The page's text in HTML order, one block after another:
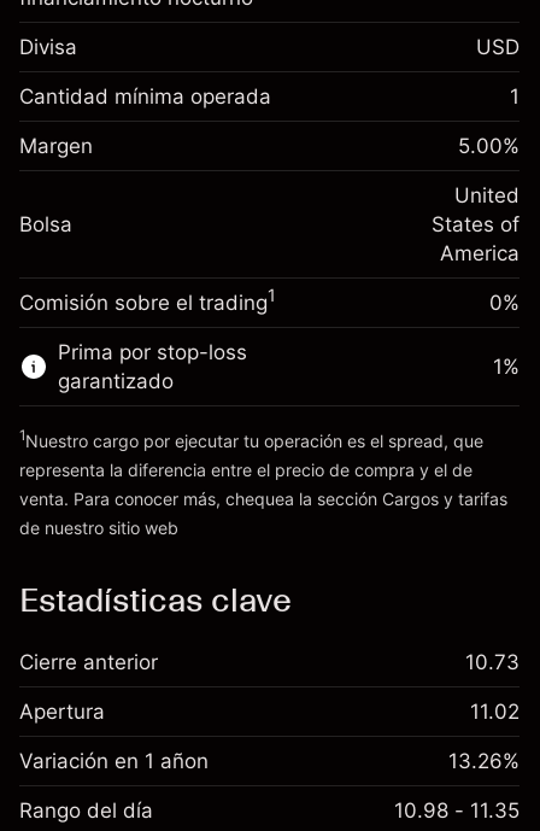
$1,000.00
Ajuste de financiamiento
nocturno
Cargos por el valor total de la
posición
%
(-$4.31)
Tamaño de la operación con apalancamiento
~$20,000.00
$19,000.00
Ir a la plataforma
Margen. Tu inversión
$1,000.00
Ajuste de financiamiento
-0.000654
%
(-$0.13)
Tamaño de la operación con apalancamiento
~$20,000.00
Dinero del apalancamiento ~ $
Divisa USD
Cantidad mínima operada 1
Margen 5.00%
Bolsa
United
States of
America
Comisión sobre el trading1 0%
Prima por stop-loss
garantizado
Cargos
1%
1Nuestro cargo por ejecutar tu operación es el spread, que
representa la diferencia entre el precio de compra y el de
venta. Para conocer más, chequea la sección Cargos y tarifas
de nuestro sitio web
Estadísticas clave
Cierre anterior 10.73
Apertura 11.02
Variación en 1 añon 13.26%
Rango del día 10.98 - 11.35